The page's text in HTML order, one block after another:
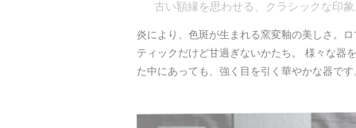
古い額縁を思わせる、クラシックな印
炎により、色斑が生まれる窯変釉の美しさ。ロ
ティックだけど甘過ぎないかたち。 様々な器
た中にあっても、強く目を引く華やかな器です